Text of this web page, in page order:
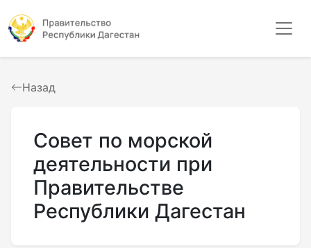
Назад
Совет по морской
деятельности при
Правительстве
Республики Дагестан